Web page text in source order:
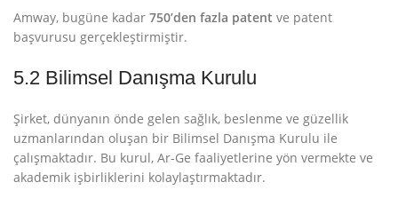
Amway, bugüne kadar 750’den fazla patent ve patent
başvurusu gerçekleştirmiştir.
5.2 Bilimsel Danışma Kurulu
Şirket, dünyanın önde gelen sağlık, beslenme ve güzellik
uzmanlarından oluşan bir Bilimsel Danışma Kurulu ile
çalışmaktadır. Bu kurul, Ar-Ge faaliyetlerine yön vermekte ve
akademik işbirliklerini kolaylaştırmaktadır.